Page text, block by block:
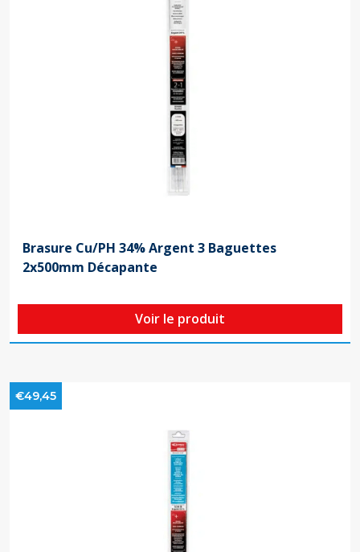
Brasure Cu/PH 34% Argent 3 Baguettes
2x500mm Décapante
Voir le produit
€49,45